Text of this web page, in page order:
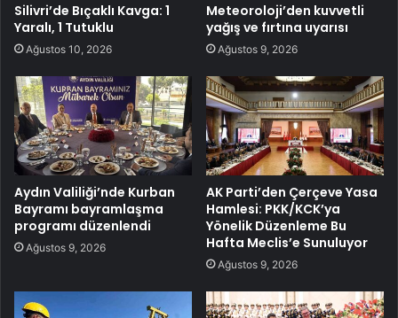
Silivri’de Bıçaklı Kavga: 1
Yaralı, 1 Tutuklu
Ağustos 10, 2026
Meteoroloji’den kuvvetli
yağış ve fırtına uyarısı
Ağustos 9, 2026
Aydın Valiliği’nde Kurban
Bayramı bayramlaşma
programı düzenlendi
Ağustos 9, 2026
AK Parti’den Çerçeve Yasa
Hamlesi: PKK/KCK’ya
Yönelik Düzenleme Bu
Hafta Meclis’e Sunuluyor
Ağustos 9, 2026